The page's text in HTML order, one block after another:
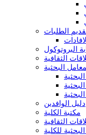
الطلبات
الافادات
البروتوكول
الثقافية
البحثية
دليل الوافدين
مكتبة الكلية
الثقافية
للكلية